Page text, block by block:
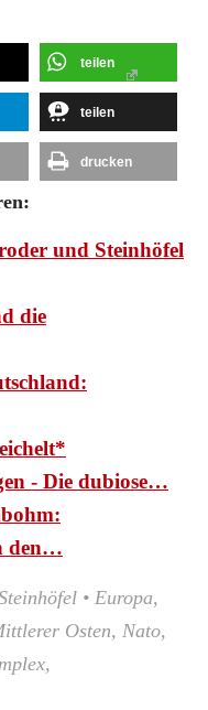
teilen
teilen
drucken
und Steinhöfel
die
- Die dubiose…
den…
• Europa,
Osten, Nato,
,